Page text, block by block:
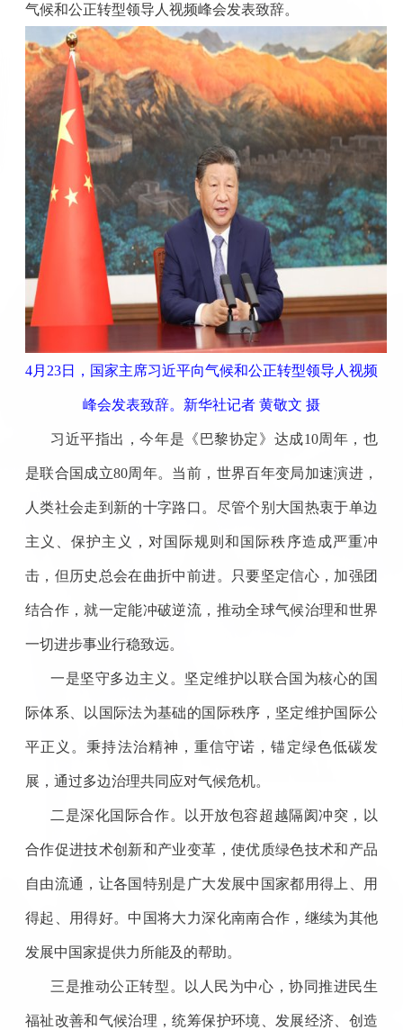
气候和公正转型领导人视频峰会发表致辞。
4月23日，国家主席习近平向气候和公正转型领导人视频
峰会发表致辞。新华社记者 黄敬文 摄
习近平指出，今年是《巴黎协定》达成10周年，也
是联合国成立80周年。当前，世界百年变局加速演进，
人类社会走到新的十字路口。尽管个别大国热衷于单边
主义、保护主义，对国际规则和国际秩序造成严重冲
击，但历史总会在曲折中前进。只要坚定信心，加强团
结合作，就一定能冲破逆流，推动全球气候治理和世界
一切进步事业行稳致远。
一是坚守多边主义。坚定维护以联合国为核心的国
际体系、以国际法为基础的国际秩序，坚定维护国际公
平正义。秉持法治精神，重信守诺，锚定绿色低碳发
展，通过多边治理共同应对气候危机。
二是深化国际合作。以开放包容超越隔阂冲突，以
合作促进技术创新和产业变革，使优质绿色技术和产品
自由流通，让各国特别是广大发展中国家都用得上、用
得起、用得好。中国将大力深化南南合作，继续为其他
发展中国家提供力所能及的帮助。
三是推动公正转型。以人民为中心，协同推进民生
福祉改善和气候治理，统筹保护环境、发展经济、创造